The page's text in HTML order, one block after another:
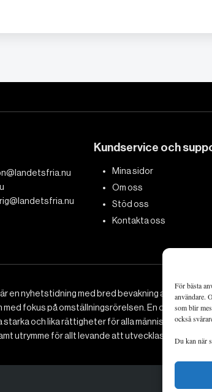
För bästa
användare.
som blir
också
Du kan när
Kundservice och
Mina sidor
Om oss
Stöd oss
Kontakta oss
är en nyhetstidning med bred bevakning av det
med fokus på omställningsrörelsen. En omställning
starka och lika rättigheter för alla människor,
utrymme för allt levande att utvecklas och frodas.